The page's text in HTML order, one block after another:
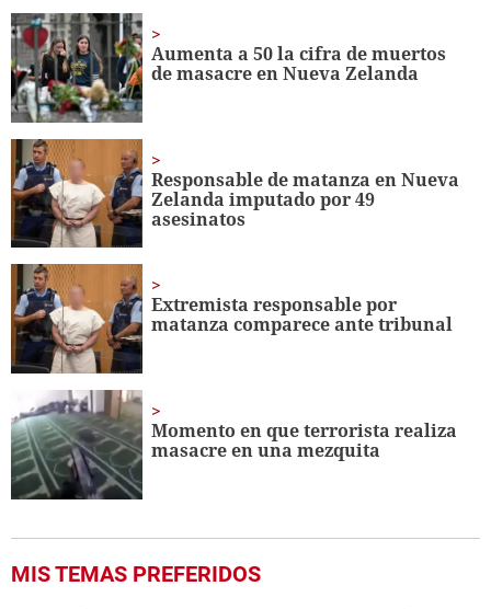
14
seconds
Aumenta a 50 la cifra de muertos
de masacre en Nueva Zelanda
Responsable de matanza en Nueva
Zelanda imputado por 49
asesinatos
Extremista responsable por
matanza comparece ante tribunal
Momento en que terrorista realiza
masacre en una mezquita
MIS TEMAS PREFERIDOS